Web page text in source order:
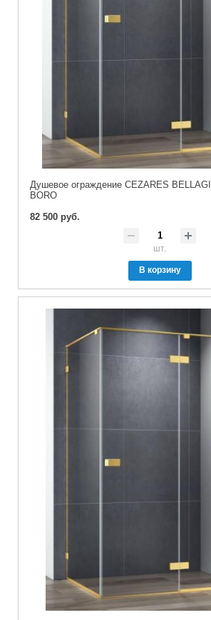
Душевое ограждение CEZARES
BORO
82 500 руб.
шт.
В корзину